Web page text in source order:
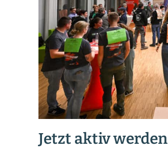
Jetzt aktiv werden